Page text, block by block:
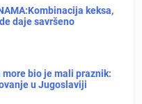
keksa,
daje savršeno
more bio je mali praznik:
u Jugoslaviji